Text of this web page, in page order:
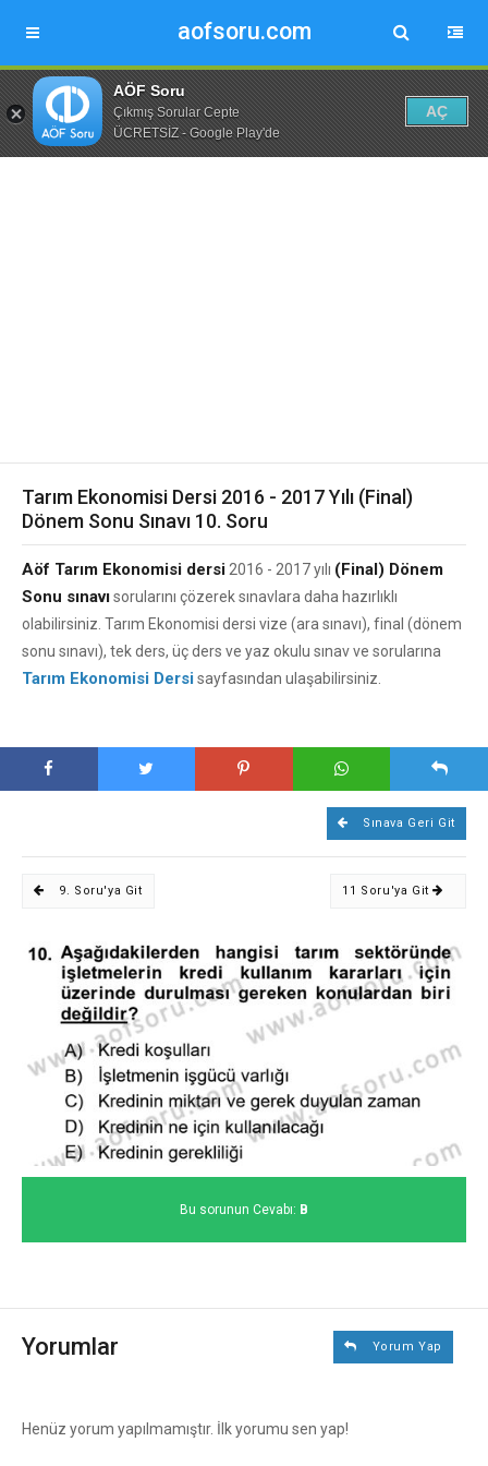
aofsoru.com
AÖF Soru
Çıkmış Sorular Cepte
ÜCRETSİZ - Google Play'de
AÇ
Tarım Ekonomisi Dersi 2016 - 2017 Yılı (Final)
Dönem Sonu Sınavı 10. Soru
Aöf Tarım Ekonomisi dersi 2016 - 2017 yılı (Final) Dönem
Sonu sınavısorularını çözerek sınavlara daha hazırlıklı
olabilirsiniz. Tarım Ekonomisi dersi vize (ara sınavı), final (dönem
sonu sınavı), tek ders, üç ders ve yaz okulu sınav ve sorularına
Tarım Ekonomisi Dersisayfasından ulaşabilirsiniz.
Sınava Geri Git
9. Soru'ya Git 11 Soru'ya Git
Bu sorunun Cevabı: B
Yorumlar Yorum Yap
Henüz yorum yapılmamıştır. İlk yorumu sen yap!